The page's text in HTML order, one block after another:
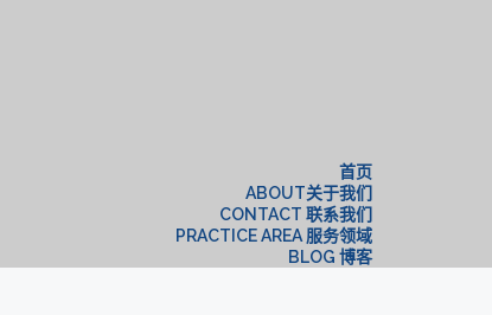
首页
ABOUT关于我们
CONTACT 联系我们
PRACTICE AREA 服务领域
BLOG 博客